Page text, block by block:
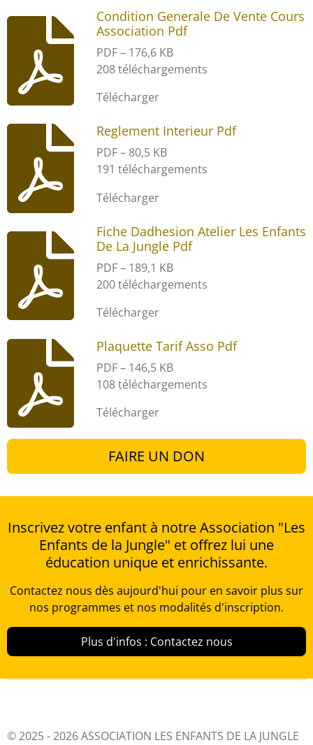
Condition Generale De Vente Cours
Association Pdf
PDF – 176,6 KB
208 téléchargements
Télécharger
Reglement Interieur Pdf
PDF – 80,5 KB
191 téléchargements
Télécharger
Fiche Dadhesion Atelier Les Enfants
De La Jungle Pdf
PDF – 189,1 KB
200 téléchargements
Télécharger
Plaquette Tarif Asso Pdf
PDF – 146,5 KB
108 téléchargements
Télécharger
FAIRE UN DON
Inscrivez votre enfant à notre Association "Les
Enfants de la Jungle" et offrez lui une
éducation unique et enrichissante.
Contactez nous dès aujourd'hui pour en savoir plus sur
nos programmes et nos modalités d'inscription.
Plus d'infos : Contactez nous
© 2025 - 2026 ASSOCIATION LES ENFANTS DE LA JUNGLE